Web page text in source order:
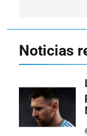
Noticias